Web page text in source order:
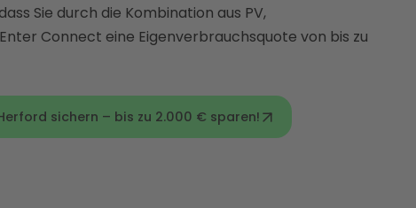
Sie durch die Kombination aus PV,
Connect eine Eigenverbrauchsquote von bis zu
sichern – bis zu 2.000 € sparen!